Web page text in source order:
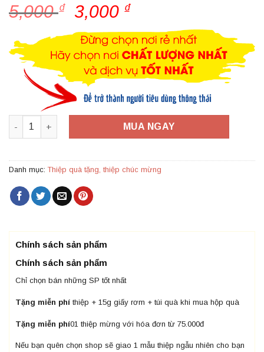
5,000₫
Giá
gốc
là:
5,000 ₫.
3,000 ₫Giá
tại
là:
3,000 ₫.
TM08 – Thiệp Mừng Best Wishes số lượng
MUA NGAY
Danh mục:Thiệp quà tặng, thiệp chúc mừng
Chính sách sản phẩm
Chính sách sản phẩm
Chỉ chọn bán những SP tốt nhất
Tặng miễn phí thiệp + 15g giấy rơm + túi quà khi mua hộp quà
Tặng miễn phí01 thiệp mừng với hóa đơn từ 75.000đ
Nếu bạn quên chọn shop sẽ giao 1 mẫu thiệp ngẫu nhiên cho bạn